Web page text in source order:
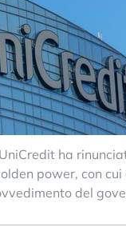
ha
power, con
del